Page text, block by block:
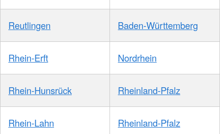
Reutlingen Baden-Württemberg
Rhein-Erft Nordrhein
Rhein-Hunsrück Rheinland-Pfalz
Rhein-Lahn Rheinland-Pfalz